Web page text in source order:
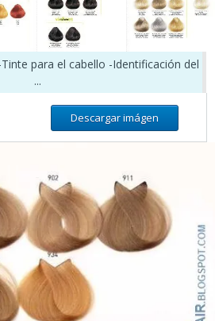
para el cabello -Identificación del
...
Descargar imágen